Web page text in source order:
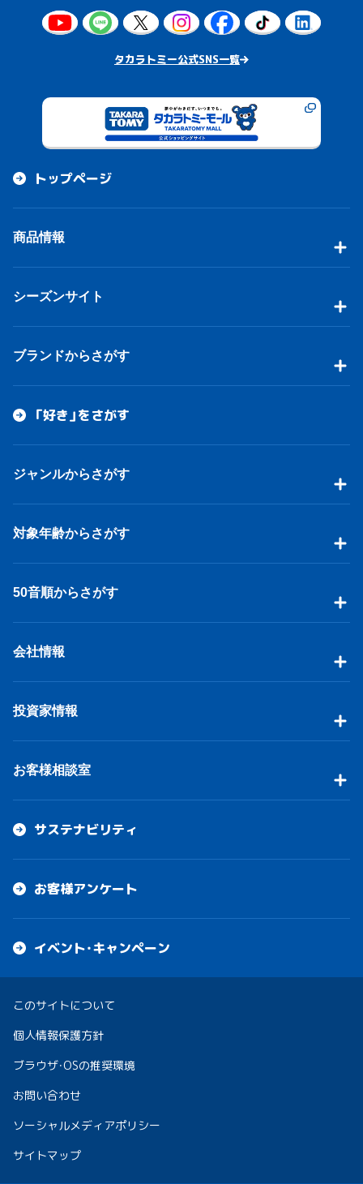
タカラトミー公式SNS一覧
トップページ
商品情報
シーズンサイト
ブランドからさがす
「好き」をさがす
ジャンルからさがす
対象年齢からさがす
50音順からさがす
会社情報
投資家情報
お客様相談室
サステナビリティ
お客様アンケート
イベント・キャンペーン
このサイトについて
個人情報保護方針
ブラウザ・OSの推奨環境
お問い合わせ
ソーシャルメディアポリシー
サイトマップ